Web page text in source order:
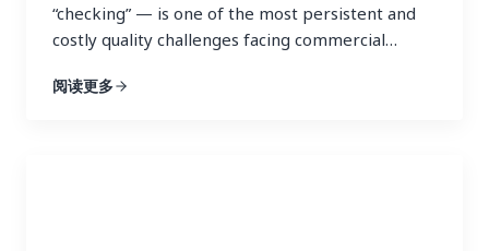
“checking” — is one of the most persistent and
costly quality challenges facing commercial
percentage of cracked biscuits can translate into
阅读更多